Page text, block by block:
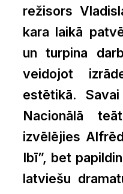
režisors
kara laikā
un turpina
veidojot
estētikā.
Nacionālā
izvēlējies
Ibī”, bet
latviešu